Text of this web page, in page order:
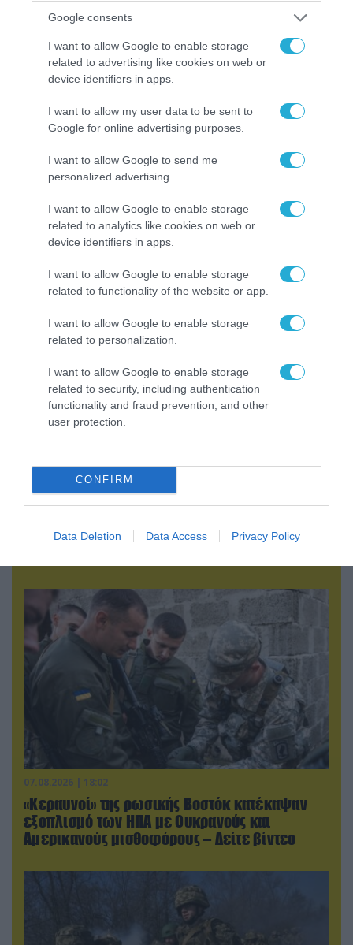
Google consents
I want to allow Google to enable storage
related to advertising like cookies on web or
device identifiers in apps.
I want to allow my user data to be sent to
Google for online advertising purposes.
I want to allow Google to send me
personalized advertising.
I want to allow Google to enable storage
related to analytics like cookies on web or
device identifiers in apps.
I want to allow Google to enable storage
related to functionality of the website or app.
I want to allow Google to enable storage
related to personalization.
I want to allow Google to enable storage
related to security, including authentication
functionality and fraud prevention, and other
user protection.
CONFIRM
Data Deletion Data Access Privacy Policy
Πλήγματα & στη Σαουδική Αραβία!
07.08.2026 | 16:02
πετούν τη νύχτα αλλά δεν θα πραγματοποιούν
ρίψεις νερού»
Οι ρωσικές δυνάμεις απέχουν μόλις 5 χλμ.
07.08.2026 | 18:02
«Κεραυνοί» της ρωσικής Βοστόκ κατέκαψαν
εξοπλισμό των ΗΠΑ με Ουκρανούς και
Αμερικανούς μισθοφόρους – Δείτε βίντεο